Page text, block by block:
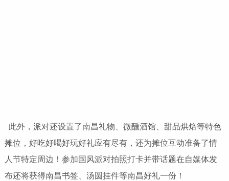
此外，派对还设置了南昌礼物、微醺酒馆、甜品烘焙等特色
摊位，好吃好喝好玩好礼应有尽有，还为摊位互动准备了情
人节特定周边！参加国风派对拍照打卡并带话题在自媒体发
布还将获得南昌书签、汤圆挂件等南昌好礼一份！